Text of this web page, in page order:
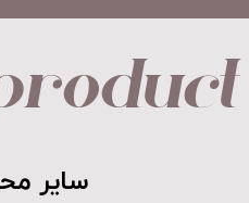
​​​​​​​سایر